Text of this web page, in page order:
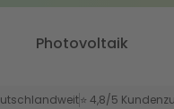
Photovoltaik
⭐ 4,8/5